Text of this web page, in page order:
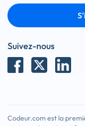
Suivez-nous
Codeur.com est la